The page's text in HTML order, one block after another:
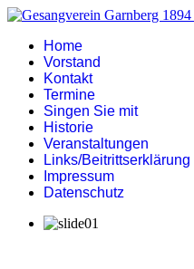
Home
Vorstand
Kontakt
Termine
Singen Sie mit
Historie
Veranstaltungen
Links/Beitrittserklärung
Impressum
Datenschutz